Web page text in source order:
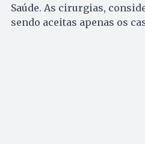
Saúde. As cirurgias,
sendo aceitas apenas os